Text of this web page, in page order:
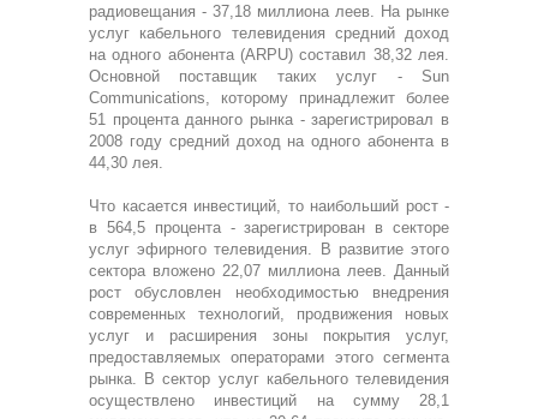
радиовещания - 37,18 миллиона леев. На рынке
услуг кабельного телевидения средний доход
на одного абонента (ARPU) составил 38,32 лея.
Основной поставщик таких услуг - Sun
Communications, которому принадлежит более
51 процента данного рынка - зарегистрировал в
2008 году средний доход на одного абонента в
44,30 лея.
Что касается инвестиций, то наибольший рост -
в 564,5 процента - зарегистрирован в секторе
услуг эфирного телевидения. В развитие этого
сектора вложено 22,07 миллиона леев. Данный
рост обусловлен необходимостью внедрения
современных технологий, продвижения новых
услуг и расширения зоны покрытия услуг,
предоставляемых операторами этого сегмента
рынка. В сектор услуг кабельного телевидения
осуществлено инвестиций на сумму 28,1